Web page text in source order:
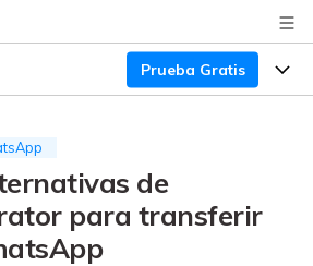
Prueba Gratis
Transferencia de WhatsApp
Windows
de
para transferir